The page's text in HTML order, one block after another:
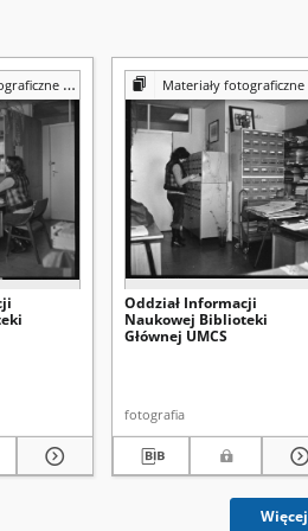
Biblioteki UMCS Materiały fotograficzne z Pracowni Reprografii Biblioteki UMCS
Oddział Informacji
Naukowej Biblioteki
Głównej UMCS
fotografia
Więcej